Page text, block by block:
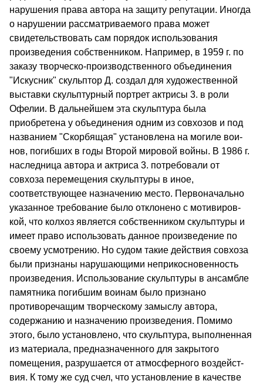
наруше­ния права автора на защиту репутации. Иногда
о нарушении рассматриваемого права может
свидетельствовать сам порядок использования
произведения собственником. Например, в 1959 г. по
заказу творческо-производственного объединения
"Искусник" скульптор Д. создал для художественной
выставки скульптурный портрет актрисы 3. в роли
Офелии. В дальнейшем эта скульптура была
приобретена у объединения одним из сов­хозов и под
названием "Скорбящая" установлена на могиле вои­
нов, погибших в годы Второй мировой войны. В 1986 г.
наслед­ница автора и актриса 3. потребовали от
совхоза перемещения скульптуры в иное,
соответствующее назначению место. Перво­начально
указанное требование было отклонено с мотивиров­
кой, что колхоз является собственником скульптуры и
имеет право использовать данное произведение по
своему усмотре­нию. Но судом такие действия совхоза
были признаны наруша­ющими неприкосновенность
произведения. Использование скуль­птуры в ансамбле
памятника погибшим воинам было признано
противоречащим творческому замыслу автора,
содержанию и назначению произведения. Помимо
этого, было установлено, что скульптура, выполненная
из материала, предназначенного для закрытого
помещения, разрушается от атмосферного воздейст­
вия. К тому же суд счел, что установление в качестве